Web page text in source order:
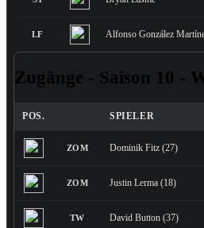
LF Alfonso González
Zugänge - Saison 10 -
POS. SPIELER
ZOM Dominik Fitz (27)
ZOM Justin Lerma (18)
TW David Button (37)